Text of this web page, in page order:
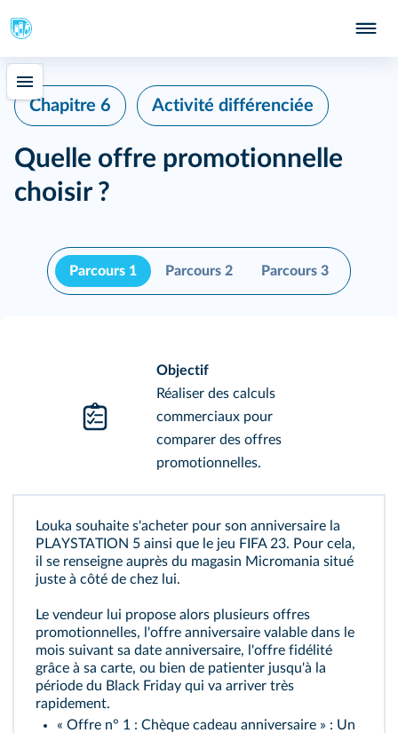
Chapitre 6 Activité différenciée
Quelle offre promotionnelle
choisir ?
Parcours 1 Parcours 2 Parcours 3
Objectif
Réaliser des calculs
commerciaux pour
comparer des offres
promotionnelles.
Louka souhaite s'acheter pour son anniversaire la
PLAYSTATION 5 ainsi que le jeu FIFA 23. Pour cela,
il se renseigne auprès du magasin Micromania situé
juste à côté de chez lui.
Le vendeur lui propose alors plusieurs offres
promotionnelles, l'offre anniversaire valable dans le
mois suivant sa date anniversaire, l'offre fidélité
grâce à sa carte, ou bien de patienter jusqu'à la
période du Black Friday qui va arriver très
rapidement.
« Offre n° 1 : Chèque cadeau anniversaire » : Un